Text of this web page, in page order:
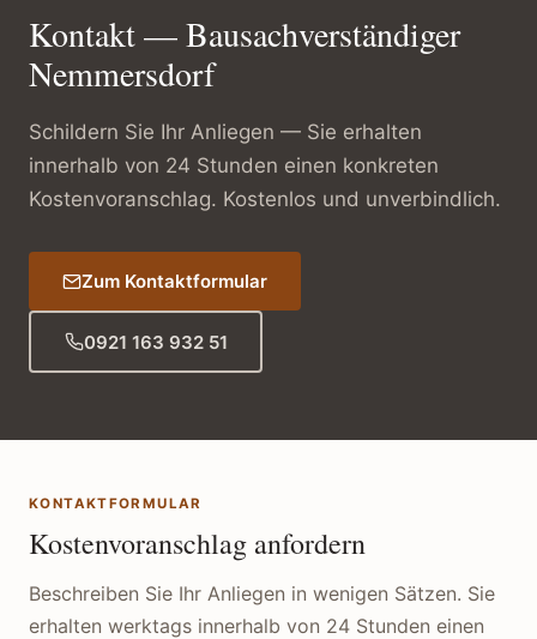
Kontakt — Bausachverständiger
Nemmersdorf
Schildern Sie Ihr Anliegen — Sie erhalten
innerhalb von 24 Stunden einen konkreten
Kostenvoranschlag. Kostenlos und unverbindlich.
Zum Kontaktformular
0921 163 932 51
KONTAKTFORMULAR
Kostenvoranschlag anfordern
Beschreiben Sie Ihr Anliegen in wenigen Sätzen. Sie
erhalten werktags innerhalb von 24 Stunden einen